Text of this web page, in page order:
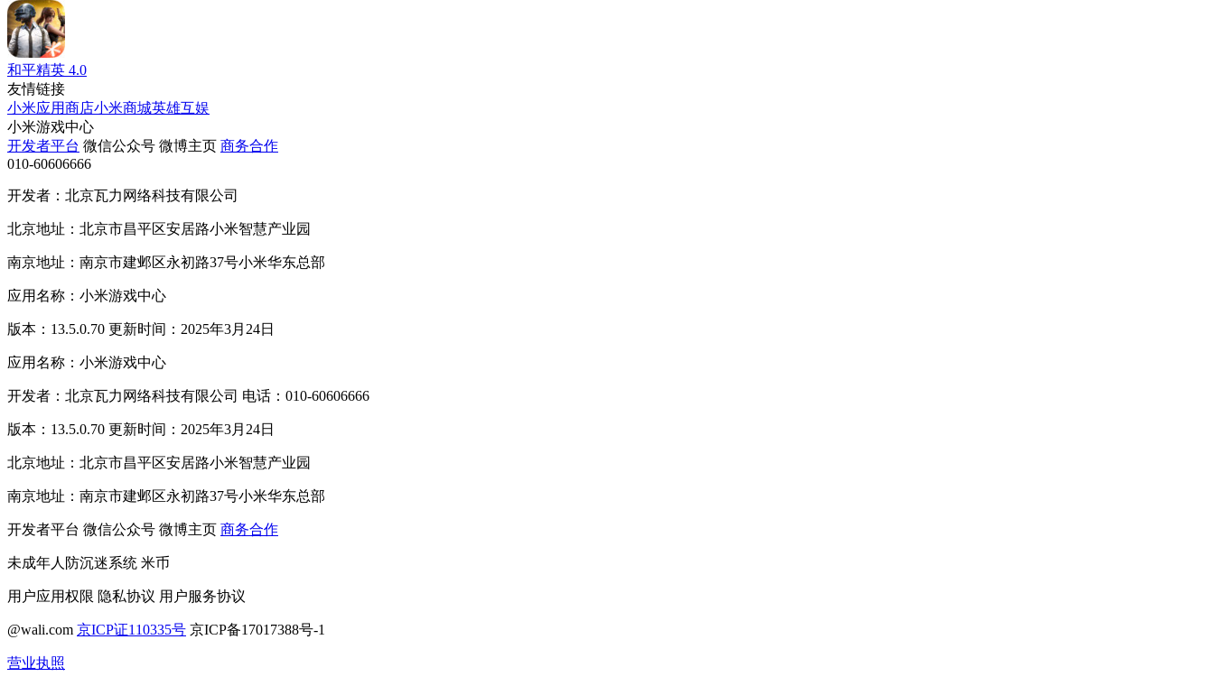
和平精英 4.0
友情链接
小米应用商店小米商城英雄互娱
小米游戏中心
开发者平台 微信公众号 微博主页 商务合作
010-60606666
开发者：北京瓦力网络科技有限公司
北京地址：北京市昌平区安居路小米智慧产业园
南京地址：南京市建邺区永初路37号小米华东总部
应用名称：小米游戏中心
版本：13.5.0.70 更新时间：2025年3月24日
应用名称：小米游戏中心
开发者：北京瓦力网络科技有限公司 电话：010-60606666
版本：13.5.0.70 更新时间：2025年3月24日
北京地址：北京市昌平区安居路小米智慧产业园
南京地址：南京市建邺区永初路37号小米华东总部
开发者平台 微信公众号 微博主页 商务合作
未成年人防沉迷系统 米币
用户应用权限 隐私协议 用户服务协议
@wali.com 京ICP证110335号 京ICP备17017388号-1
营业执照